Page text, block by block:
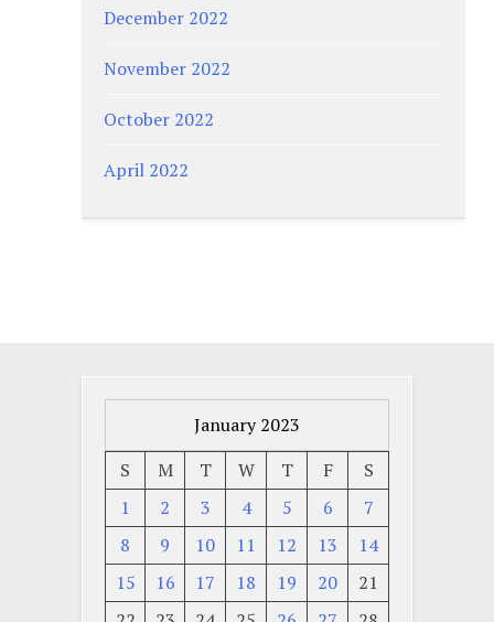
December 2022
November 2022
October 2022
April 2022
January 2023
S
M T W T F
S
1
2 3 4 5 6
7
8
9 10 11 12 13
14
15
16 17 18 19 20
21